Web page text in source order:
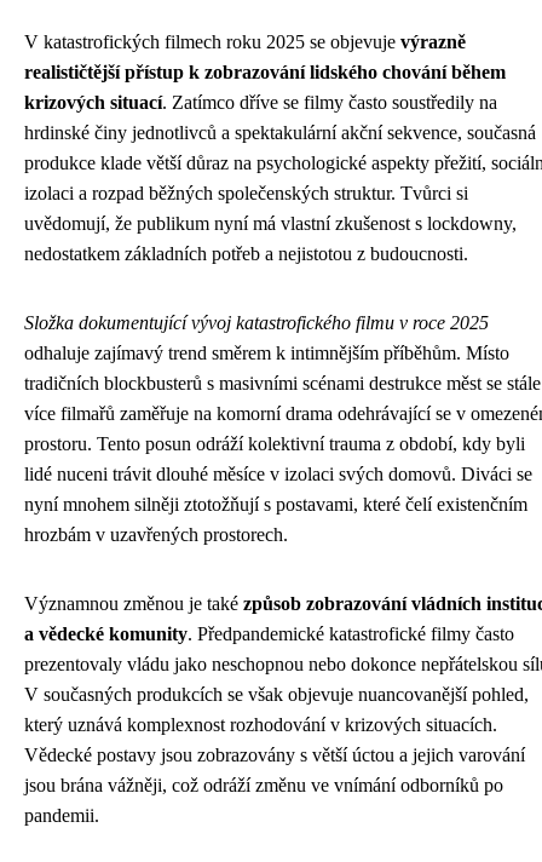
V katastrofických filmech roku 2025 se objevuje výrazně
realističtější přístup k zobrazování lidského chování během
krizových situací. Zatímco dříve se filmy často soustředily na
hrdinské činy jednotlivců a spektakulární akční sekvence, současná
produkce klade větší důraz na psychologické aspekty přežití,
izolaci a rozpad běžných společenských struktur. Tvůrci si
uvědomují, že publikum nyní má vlastní zkušenost s lockdowny,
nedostatkem základních potřeb a nejistotou z budoucnosti.
Složka dokumentující vývoj katastrofického filmu v roce 2025
odhaluje zajímavý trend směrem k intimnějším příběhům. Místo
tradičních blockbusterů s masivními scénami destrukce měst se stále
více filmařů zaměřuje na komorní drama odehrávající se v
prostoru. Tento posun odráží kolektivní trauma z období, kdy byli
lidé nuceni trávit dlouhé měsíce v izolaci svých domovů. Diváci se
nyní mnohem silněji ztotožňují s postavami, které čelí existenčním
hrozbám v uzavřených prostorech.
Významnou změnou je také způsob zobrazování vládních
a vědecké komunity. Předpandemické katastrofické filmy často
prezentovaly vládu jako neschopnou nebo dokonce nepřátelskou
V současných produkcích se však objevuje nuancovanější pohled,
který uznává komplexnost rozhodování v krizových situacích.
Vědecké postavy jsou zobrazovány s větší úctou a jejich varování
jsou brána vážněji, což odráží změnu ve vnímání odborníků po
pandemii.